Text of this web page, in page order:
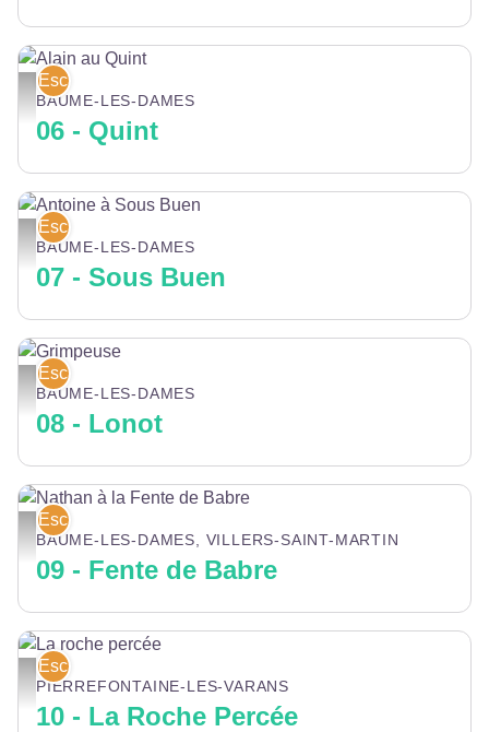
Alain au Quint - Gilles Blanchon
Escalade
BAUME-LES-DAMES
06 - Quint
Antoine à Sous Buen - Gilles Blanchon
Escalade
BAUME-LES-DAMES
07 - Sous Buen
Grimpeuse - Canva
Escalade
BAUME-LES-DAMES
08 - Lonot
Nathan à la Fente de Babre - Gilles Blanchon
Escalade
BAUME-LES-DAMES, VILLERS-SAINT-MARTIN
09 - Fente de Babre
La roche percée - Gilles Blanchon
Escalade
PIERREFONTAINE-LES-VARANS
10 - La Roche Percée